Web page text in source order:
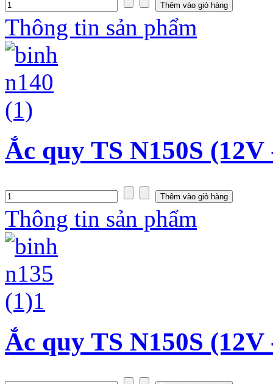
Thông tin sản phẩm
Ắc quy TS N150S (12V
Thông tin sản phẩm
Ắc quy TS N150S (12V